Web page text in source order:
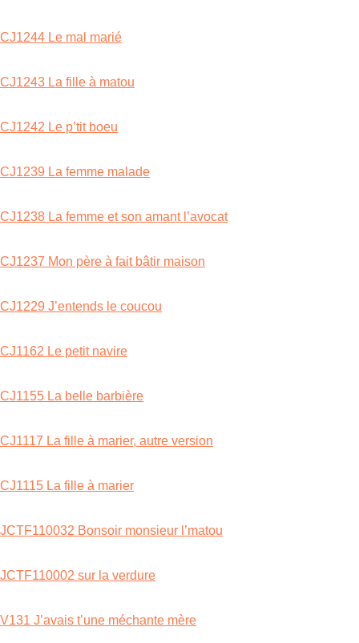
CJ1244 Le mal marié
CJ1243 La fille à matou
CJ1242 Le p’tit boeu
CJ1239 La femme malade
CJ1238 La femme et son amant l’avocat
CJ1237 Mon père à fait bâtir maison
CJ1229 J’entends le coucou
CJ1162 Le petit navire
CJ1155 La belle barbière
CJ1117 La fille à marier, autre version
CJ1115 La fille à marier
JCTF110032 Bonsoir monsieur l’matou
JCTF110002 sur la verdure
V131 J’avais t’une méchante mère